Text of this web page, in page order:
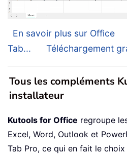
En savoir plus sur Office
Tab...
Téléchargement
Tous les compléments
installateur
Kutools for Office regroupe
Excel, Word, Outlook et
Tab Pro, ce qui en fait le